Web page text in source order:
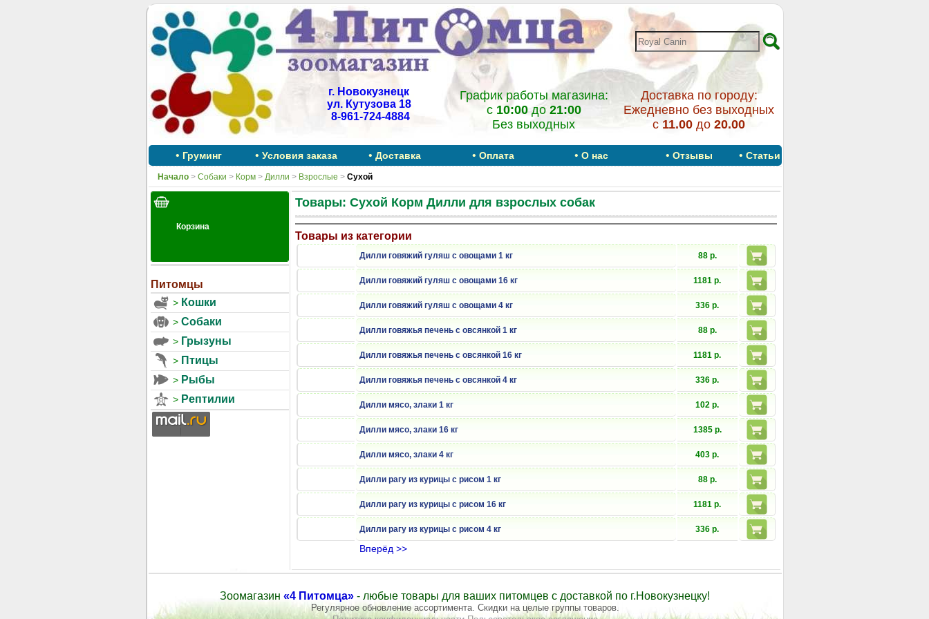
г. Новокузнецк
ул. Кутузова 18
8-961-724-4884
График работы магазина:
c 10:00до 21:00
Без выходных
Доставка по городу:
Ежедневно без выходных
с 11.00 до 20.00
• Груминг • Условия заказа • Доставка • Оплата • О нас • Отзывы • Статьи
Начало> Собаки > Корм> Дилли > Взрослые > Сухой
Питомцы
Кошки
Собаки
Грызуны
Птицы
Рыбы
Рептилии
Товары: Сухой Корм Дилли для взрослых собак
Товары из категории
Дилли говяжий гуляш с овощами 1 кг 88 р.
Дилли говяжий гуляш с овощами 16 кг 1181 р.
Дилли говяжий гуляш с овощами 4 кг 336 р.
Дилли говяжья печень с овсянкой 1 кг 88 р.
Дилли говяжья печень с овсянкой 16 кг 1181 р.
Дилли говяжья печень с овсянкой 4 кг 336 р.
Дилли мясо, злаки 1 кг 102 р.
Дилли мясо, злаки 16 кг 1385 р.
Дилли мясо, злаки 4 кг 403 р.
Дилли рагу из курицы с рисом 1 кг 88 р.
Дилли рагу из курицы с рисом 16 кг 1181 р.
Дилли рагу из курицы с рисом 4 кг 336 р.
Вперёд >>
Зоомагазин «4 Питомца» - любые товары для ваших питомцев с доставкой по г.Новокузнецку!
Регулярное обновление ассортимента. Скидки на целые группы товаров.